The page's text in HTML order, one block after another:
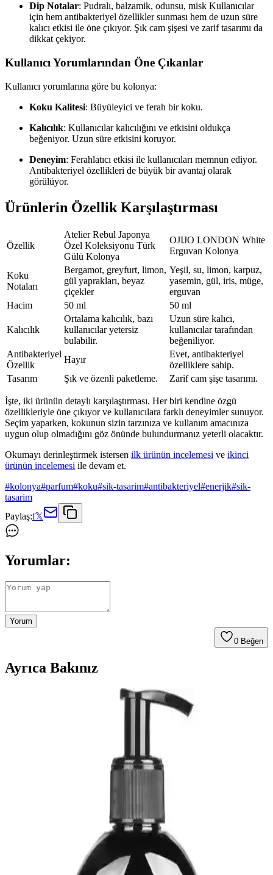
Dip Notalar: Pudralı, balzamik, odunsu, misk Kullanıcılar
için hem antibakteriyel özellikler sunması hem de uzun süre
kalıcı etkisi ile öne çıkıyor. Şık cam şişesi ve zarif tasarımı da
dikkat çekiyor.
Kullanıcı Yorumlarından Öne Çıkanlar
Kullanıcı yorumlarına göre bu kolonya:
Koku Kalitesi: Büyüleyici ve ferah bir koku.
Kalıcılık: Kullanıcılar kalıcılığını ve etkisini oldukça
beğeniyor. Uzun süre etkisini koruyor.
Deneyim: Ferahlatıcı etkisi ile kullanıcıları memnun ediyor.
Antibakteriyel özellikleri de büyük bir avantaj olarak
görülüyor.
Ürünlerin Özellik Karşılaştırması
Özellik
Atelier Rebul Japonya
Özel Koleksiyonu Türk
Gülü Kolonya
OJIJO LONDON White
Erguvan Kolonya
Koku
Notaları
Bergamot, greyfurt, limon,
gül yaprakları, beyaz
çiçekler
Yeşil, su, limon, karpuz,
yasemin, gül, iris, müge,
erguvan
Hacim
50 ml 50 ml
Kalıcılık
Ortalama kalıcılık, bazı
kullanıcılar yetersiz
bulabilir.
Uzun süre kalıcı,
kullanıcılar tarafından
beğeniliyor.
Antibakteriyel
Özellik
Hayır
Evet, antibakteriyel
özelliklere sahip.
Tasarım
Şık ve özenli paketleme. Zarif cam şişe tasarımı.
İşte, iki ürünün detaylı karşılaştırması. Her biri kendine özgü
özellikleriyle öne çıkıyor ve kullanıcılara farklı deneyimler sunuyor.
Seçim yaparken, kokunun sizin tarzınıza ve kullanım amacınıza
uygun olup olmadığını göz önünde bulundurmanız yeterli olacaktır.
Okumayı derinleştirmek istersen ilk ürünün incelemesi ve ikinci
ürünün incelemesi ile devam et.
#kolonya#parfum#koku#sik-tasarim#antibakteriyel#enerjik#sik-
tasarim
Paylaş:f𝕏
Yorumlar:
Yorum
0 Beğen
Ayrıca Bakınız
New Orleans Parkında Bulunan Eski Stetson
Aftershave ve Florida Water Tartışması
ve üzerindeki işaretler nedeniyle Reddit'te Florida Water ve ritüel
kullanımıyla ilgili tartışmalara yol açtı. Kullanım ve güvenlik
Günlük ve Özel Kullanımlar İçin Uygun
Amber kolonyası, yoğun amber esansı ve doğal içerikleriyle uzun
süre kalıcı, şık ve ferahlatıcı bir koku sunar. Günlük ve özel anlar
için ideal, sıcak ve gizemli aromasıyla öne çıkar.